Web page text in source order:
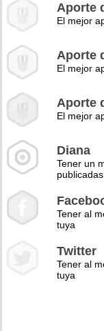
Aporte
El mejor
Aporte
El mejor
Aporte
El mejor
Diana
Tener un
Tener al
tuya
Twitter
Tener al
tuya